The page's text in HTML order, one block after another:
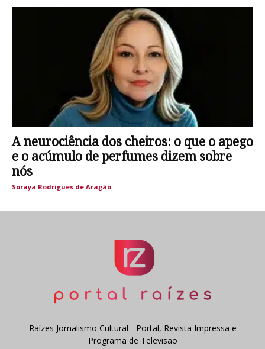
A neurociência dos cheiros: o que o apego
e o acúmulo de perfumes dizem sobre
nós
Soraya Rodrigues de Aragão
Raízes Jornalismo Cultural - Portal, Revista Impressa e
Programa de Televisão